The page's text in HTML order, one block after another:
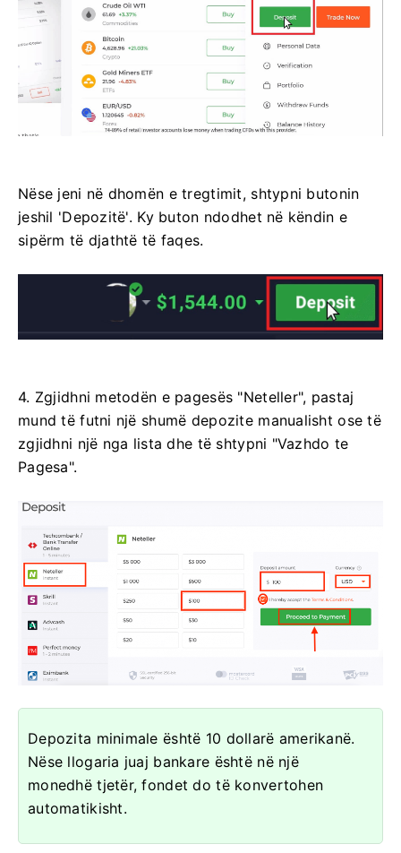
Nëse jeni në dhomën e tregtimit, shtypni butonin
jeshil 'Depozitë'. Ky buton ndodhet në këndin e
sipërm të djathtë të faqes.
4. Zgjidhni metodën e pagesës "Neteller", pastaj
mund të futni një shumë depozite manualisht ose të
zgjidhni një nga lista dhe të shtypni "Vazhdo te
Pagesa".
Depozita minimale është 10 dollarë amerikanë.
Nëse llogaria juaj bankare është në një
monedhë tjetër, fondet do të konvertohen
automatikisht.